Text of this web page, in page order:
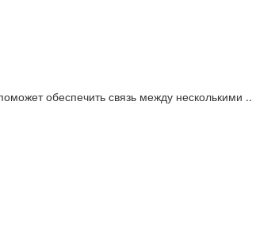
обеспечить связь между несколькими ..